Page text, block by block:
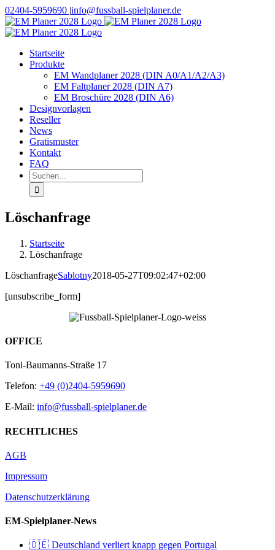
Zum
Inhalt
springen
02404-5959690 |info@fussball-spielplaner.de
Facebook
E-
Mail
Startseite
Produkte
EM Wandplaner 2028 (DIN A0/A1/A2/A3)
EM Faltplaner 2028 (DIN A7)
EM Broschüre 2028 (DIN A6)
Designvorlagen
Reseller
News
Gratismuster
Kontakt
FAQ
Suche
nach:
Löschanfrage
Startseite
Löschanfrage
LöschanfrageSablotny2018-05-27T09:02:47+02:00
[unsubscribe_form]
OFFICE
Toni-Baumanns-Straße 17
Telefon: +49 (0)2404-5959690
E-Mail: info@fussball-spielplaner.de
RECHTLICHES
AGB
Impressum
Datenschutzerklärung
EM-Spielplaner-News
🇩🇪 Deutschland verliert knapp gegen Portugal